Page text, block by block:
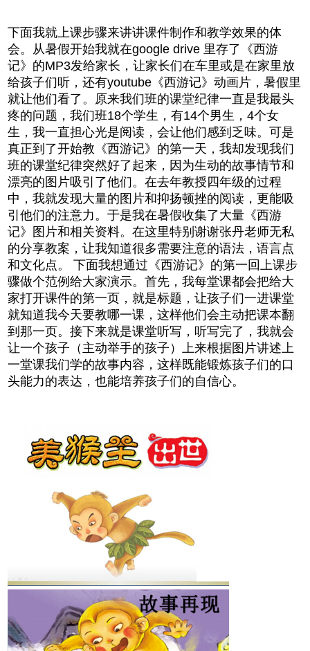
下面我就上课步骤来讲讲课件制作和教学效果的体
会。从暑假开始我就在google drive 里存了《西游
记》的MP3发给家长，让家长们在车里或是在家里放
给孩子们听，还有youtube《西游记》动画片，暑假里
就让他们看了。原来我们班的课堂纪律一直是我最头
疼的问题，我们班18个学生，有14个男生，4个女
生，我一直担心光是阅读，会让他们感到乏味。可是
真正到了开始教《西游记》的第一天，我却发现我们
班的课堂纪律突然好了起来，因为生动的故事情节和
漂亮的图片吸引了他们。在去年教授四年级的过程
中，我就发现大量的图片和抑扬顿挫的阅读，更能吸
引他们的注意力。于是我在暑假收集了大量《西游
记》图片和相关资料。在这里特别谢谢张丹老师无私
的分享教案，让我知道很多需要注意的语法，语言点
和文化点。 下面我想通过《西游记》的第一回上课步
骤做个范例给大家演示。首先，我每堂课都会把给大
家打开课件的第一页，就是标题，让孩子们一进课堂
就知道我今天要教哪一课，这样他们会主动把课本翻
到那一页。接下来就是课堂听写，听写完了，我就会
让一个孩子（主动举手的孩子）上来根据图片讲述上
一堂课我们学的故事内容，这样既能锻炼孩子们的口
头能力的表达，也能培养孩子们的自信心。